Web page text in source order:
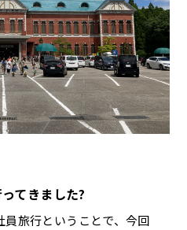
てきました?
員旅行ということで、今回